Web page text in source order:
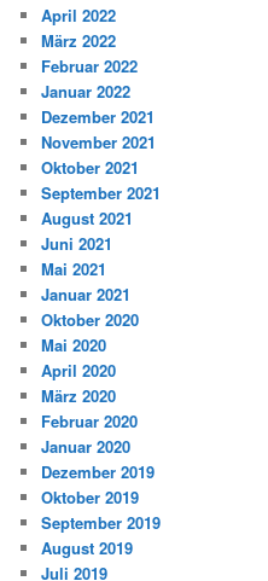
April 2022
März 2022
Februar 2022
Januar 2022
Dezember 2021
November 2021
Oktober 2021
September 2021
August 2021
Juni 2021
Mai 2021
Januar 2021
Oktober 2020
Mai 2020
April 2020
März 2020
Februar 2020
Januar 2020
Dezember 2019
Oktober 2019
September 2019
August 2019
Juli 2019